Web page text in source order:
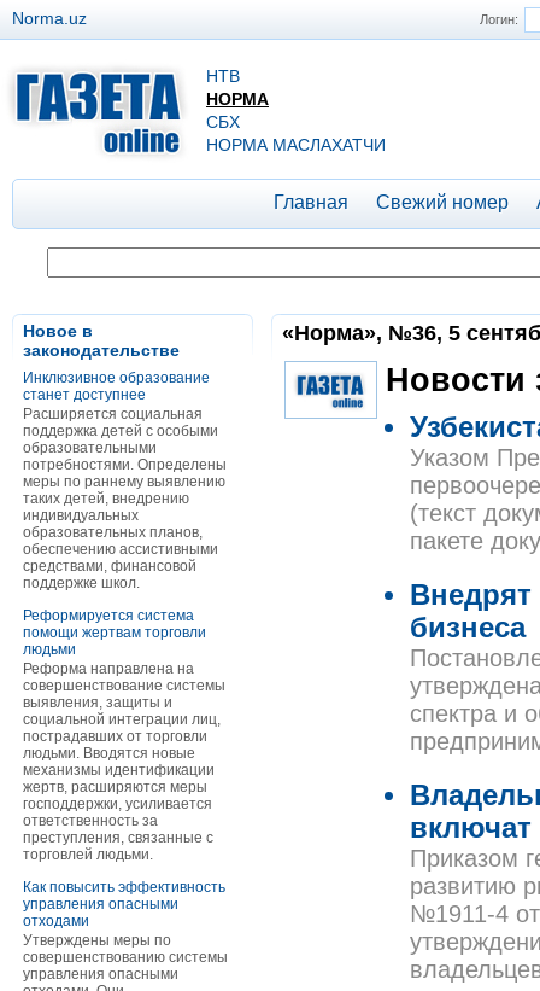
Логин:
Norma.uz
НТВ
НОРМА
СБХ
НОРМА МАСЛАХАТЧИ
Главная Свежий номер
Новое в
законодательстве
Инклюзивное образование
станет доступнее
Расширяется социальная
поддержка детей с особыми
образовательными
потребностями. Определены
меры по раннему выявлению
таких детей, внедрению
индивидуальных
образовательных планов,
обеспечению ассистивными
средствами, финансовой
поддержке школ.
Реформируется система
помощи жертвам торговли
людьми
Реформа направлена на
совершенствование системы
выявления, защиты и
социальной интеграции лиц,
пострадавших от торговли
людьми. Вводятся новые
механизмы идентификации
жертв, расширяются меры
господдержки, усиливается
ответственность за
преступления, связанные с
торговлей людьми.
Как повысить эффективность
управления опасными
отходами
Утверждены меры по
совершенствованию системы
управления опасными
«Норма», №36, 5
Новости
Указом
(текст
пакете
бизнеса
спектра и
включат
Приказом
развитию
№1911-4